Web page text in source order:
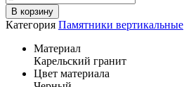
В корзину
Категория Памятники вертикальные
Материал
Карельский гранит
Цвет материала